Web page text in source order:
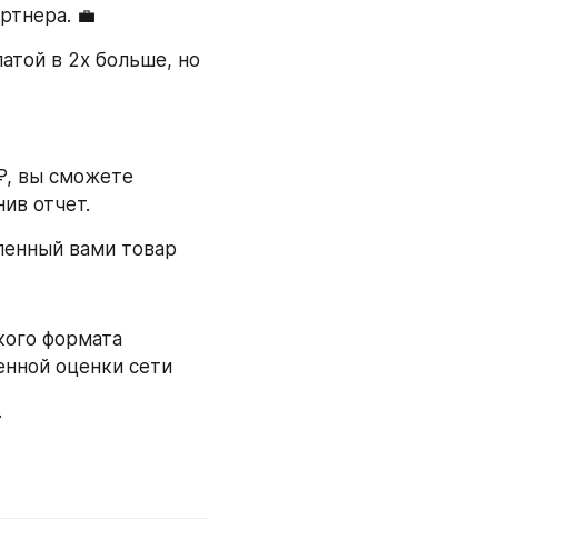
💼
в 2х больше, но
вы сможете
отчет.
вами товар
формата
оценки сети